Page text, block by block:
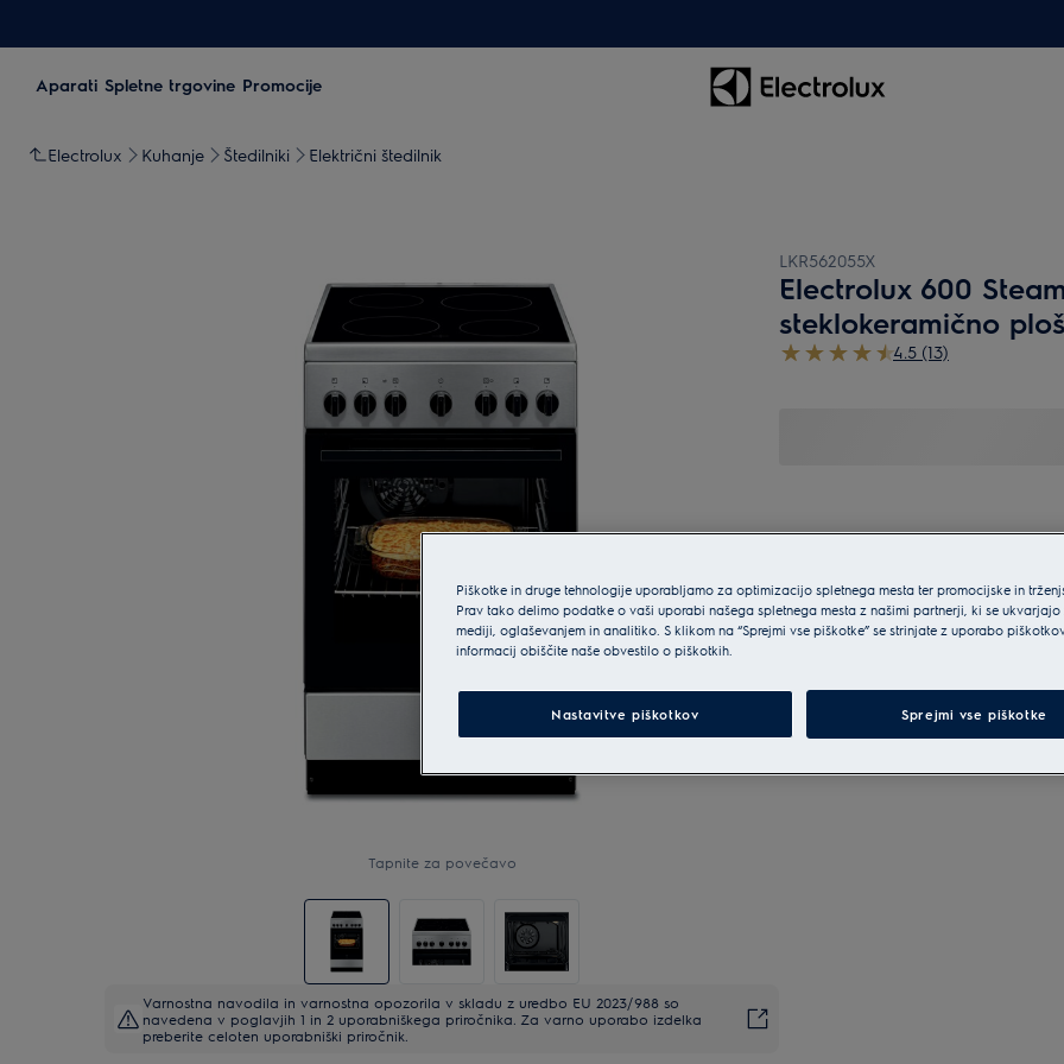
Aparati Spletne trgovine Promocije
Electrolux Kuhanje Štedilniki Električni štedilnik
Tapnite za povečavo
Varnostna navodila in varnostna opozorila v skladu z uredbo EU 2023/988 so
navedena v poglavjih 1 in 2 uporabniškega priročnika. Za varno uporabo izdelka
preberite celoten uporabniški priročnik.
LKR562055X
Electrolux 600
steklokeramično
4.5 (13)
Piškotke in druge tehnologije uporabljamo za optimizacijo spletnega mesta ter promocijske in
Prav tako delimo podatke o vaši uporabi našega spletnega mesta z našimi partnerji, ki se ukvarjajo
mediji, oglaševanjem in analitiko. S klikom na “Sprejmi vse piškotke” se strinjate z uporabo
informacij obiščite naše obvestilo o piškotkih.
Nastavitve piškotkov Sprejmi vse piškotke